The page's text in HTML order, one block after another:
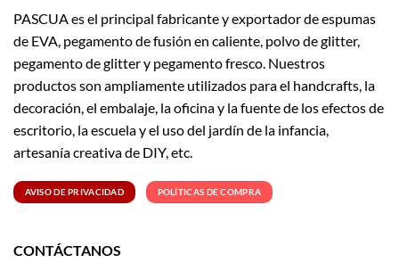
PASCUA es el principal fabricante y exportador de espumas
de EVA, pegamento de fusión en caliente, polvo de glitter,
pegamento de glitter y pegamento fresco. Nuestros
productos son ampliamente utilizados para el handcrafts, la
decoración, el embalaje, la oficina y la fuente de los efectos de
escritorio, la escuela y el uso del jardín de la infancia,
artesanía creativa de DIY, etc.
AVISO DE PRIVACIDAD POLÍTICAS DE COMPRA
CONTÁCTANOS